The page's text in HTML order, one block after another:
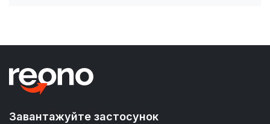
Завантажуйте застосунок